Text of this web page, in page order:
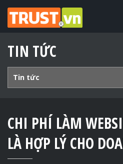
TIN TỨC
Tin tức
CHI PHÍ LÀM
LÀ HỢP LÝ CHO